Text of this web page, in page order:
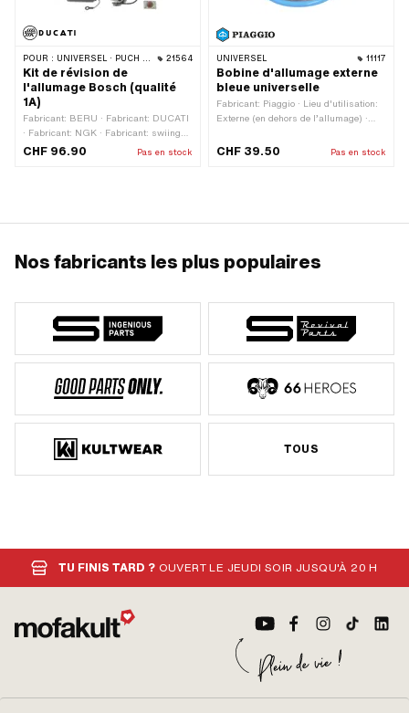
POUR : UNIVERSEL · PUCH · SACHS · ZÜNDAPP BELMONDO 21564
Kit de révision de
l'allumage Bosch (qualité
1A)
Fabricant: BERU · Fabricant: DUCATI
· Fabricant: NGK · Fabricant: swiing®
revival parts · Nombre de composants:
CHF 96.90 Pas en stock
UNIVERSEL 11117
Bobine d'allumage externe
bleue universelle
Fabricant: Piaggio · Lieu d'utilisation:
Externe (en dehors de l’allumage) ·
câble: 7.5 mm · Type de fixation: Vis ·
CHF 39.50 Pas en stock
Nos fabricants les plus populaires
TOUS
TU FINIS TARD ? OUVERT LE JEUDI SOIR JUSQU'À 20 H